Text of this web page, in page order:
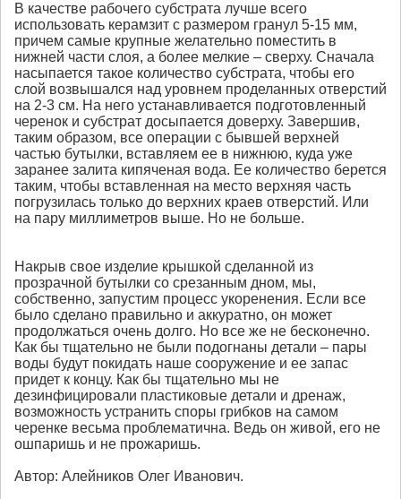
В качестве рабочего субстрата лучше всего
использовать керамзит с размером гранул 5-15 мм,
причем самые крупные желательно поместить в
нижней части слоя, а более мелкие – сверху. Сначала
насыпается такое количество субстрата, чтобы его
слой возвышался над уровнем проделанных отверстий
на 2-3 см. На него устанавливается подготовленный
черенок и субстрат досыпается доверху. Завершив,
таким образом, все операции с бывшей верхней
частью бутылки, вставляем ее в нижнюю, куда уже
заранее залита кипяченая вода. Ее количество берется
таким, чтобы вставленная на место верхняя часть
погрузилась только до верхних краев отверстий. Или
на пару миллиметров выше. Но не больше.
Накрыв свое изделие крышкой сделанной из
прозрачной бутылки со срезанным дном, мы,
собственно, запустим процесс укоренения. Если все
было сделано правильно и аккуратно, он может
продолжаться очень долго. Но все же не бесконечно.
Как бы тщательно не были подогнаны детали – пары
воды будут покидать наше сооружение и ее запас
придет к концу. Как бы тщательно мы не
дезинфицировали пластиковые детали и дренаж,
возможность устранить споры грибков на самом
черенке весьма проблематична. Ведь он живой, его не
ошпаришь и не прожаришь.
Автор: Алейников Олег Иванович.